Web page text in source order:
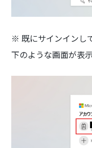
※ 既にサインインし
下のような画面が表示